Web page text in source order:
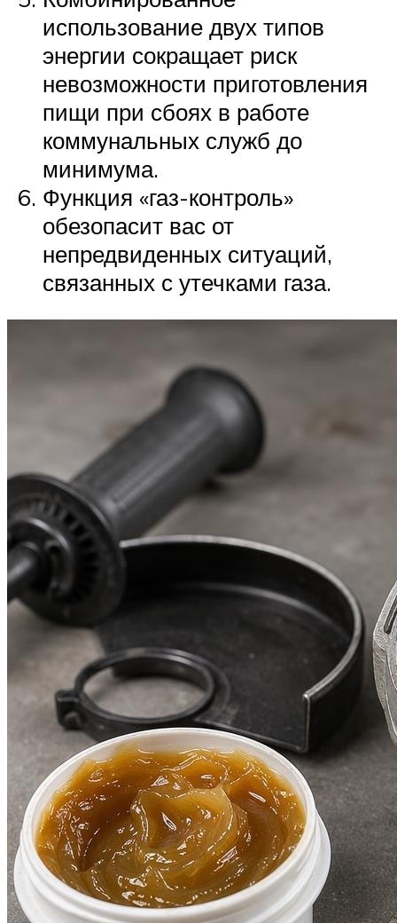
использование двух типов
энергии сокращает риск
невозможности приготовления
пищи при сбоях в работе
коммунальных служб до
минимума.
Функция «газ-контроль»
обезопасит вас от
непредвиденных ситуаций,
связанных с утечками газа.